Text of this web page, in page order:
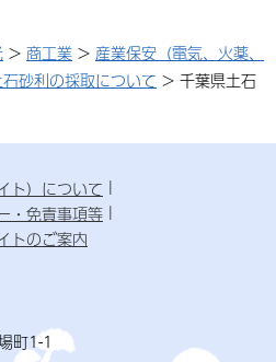
> 商工業 > 産業保安（電気、火薬、
石砂利の採取について > 千葉県土石
ト）について
・免責事項等
トのご案内
町1-1